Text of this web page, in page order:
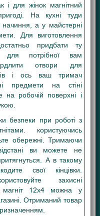
і для жінок магнітний
На кухні туди
начиння, а у майстерні
Для виготовлення
придбати ту
для потрібної вам
отвори для
і ось ваш тримач
предмети на стіні
на робочій поверхні і
безпеки при роботі з
користуючись
обережні. Тримаючи
ви можете не
А в такому
свої кінцівки.
захисні
магніт 12х4 можна у
Отриманий товар